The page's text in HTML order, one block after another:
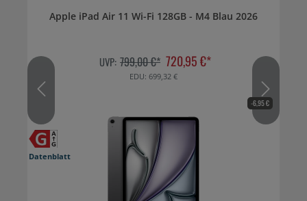
Apple iPad Air 11 Wi-Fi 128GB - M4 Blau 2026
UVP: 799,00 €* 720,95 €*
EDU: 699,32 €
-6,95 €
Datenblatt